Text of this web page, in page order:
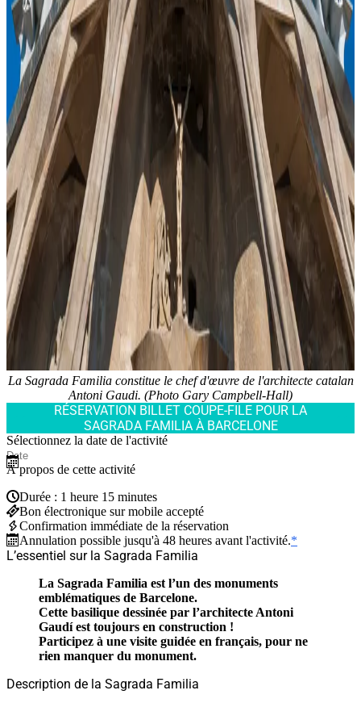
La Sagrada Familia constitue le chef d'œuvre de l'architecte catalan
Antoni Gaudi. (Photo Gary Campbell-Hall)
RÉSERVATION BILLET COUPE-FILE POUR LA
SAGRADA FAMILIA À BARCELONE
Sélectionnez la date de l'activité
À propos de cette activité
Durée : 1 heure 15 minutes
Bon électronique sur mobile accepté
Confirmation immédiate de la réservation
Annulation possible jusqu'à 48 heures avant l'activité.*
L’essentiel sur la Sagrada Familia
La Sagrada Familia est l’un des monuments
emblématiques de Barcelone.
Cette basilique dessinée par l’architecte Antoni
Gaudí est toujours en construction !
Participez à une visite guidée en français, pour ne
rien manquer du monument.
Description de la Sagrada Familia